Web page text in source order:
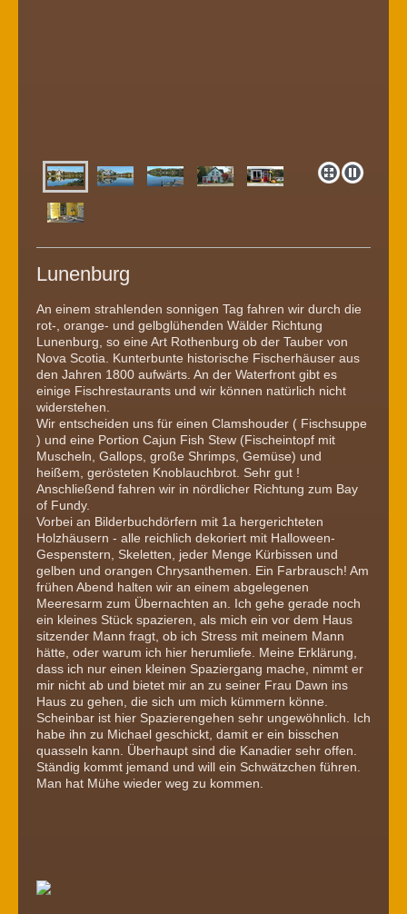
Lunenburg
An einem strahlenden sonnigen Tag fahren wir durch die
rot-, orange- und gelbglühenden Wälder Richtung
Lunenburg, so eine Art Rothenburg ob der Tauber von
Nova Scotia. Kunterbunte historische Fischerhäuser aus
den Jahren 1800 aufwärts. An der Waterfront gibt es
einige Fischrestaurants und wir können natürlich nicht
widerstehen.
Wir entscheiden uns für einen Clamshouder ( Fischsuppe
) und eine Portion Cajun Fish Stew (Fischeintopf mit
Muscheln, Gallops, große Shrimps, Gemüse) und
heißem, gerösteten Knoblauchbrot. Sehr gut !
Anschließend fahren wir in nördlicher Richtung zum Bay
of Fundy.
Vorbei an Bilderbuchdörfern mit 1a hergerichteten
Holzhäusern - alle reichlich dekoriert mit Halloween-
Gespenstern, Skeletten, jeder Menge Kürbissen und
gelben und orangen Chrysanthemen. Ein Farbrausch! Am
frühen Abend halten wir an einem abgelegenen
Meeresarm zum Übernachten an. Ich gehe gerade noch
ein kleines Stück spazieren, als mich ein vor dem Haus
sitzender Mann fragt, ob ich Stress mit meinem Mann
hätte, oder warum ich hier herumliefe. Meine Erklärung,
dass ich nur einen kleinen Spaziergang mache, nimmt er
mir nicht ab und bietet mir an zu seiner Frau Dawn ins
Haus zu gehen, die sich um mich kümmern könne.
Scheinbar ist hier Spazierengehen sehr ungewöhnlich. Ich
habe ihn zu Michael geschickt, damit er ein bisschen
quasseln kann. Überhaupt sind die Kanadier sehr offen.
Ständig kommt jemand und will ein Schwätzchen führen.
Man hat Mühe wieder weg zu kommen.